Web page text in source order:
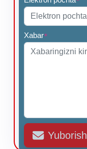
Xabar*
Yuborish